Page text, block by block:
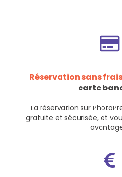
Réservation sans
carte
La réservation sur
gratuite et sécurisée, et